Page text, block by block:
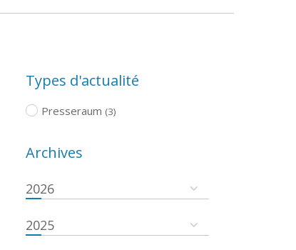
Types d'actualité
Presseraum (3)
Archives
2026
2025